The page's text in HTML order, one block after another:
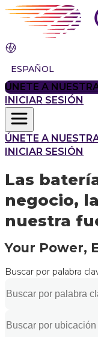
ESPAÑOL
ÚNETE A
INICIAR SESIÓN
ÚNETE A
INICIAR SESIÓN
Las
negocio,
nuestra
Your Power,
Buscar por palabra